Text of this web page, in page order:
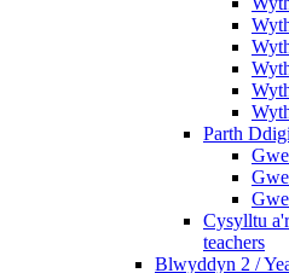
Parth
Cysylltu
teachers
Blwyddyn 2 /